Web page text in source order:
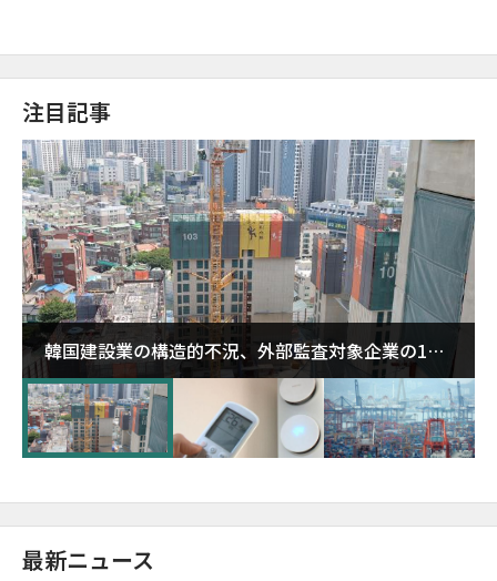
注目記事
韓国建設業の構造的不況、外部監査対象企業の1割
超が「ゾンビ企業」に…5年で2.8倍増
最新ニュース